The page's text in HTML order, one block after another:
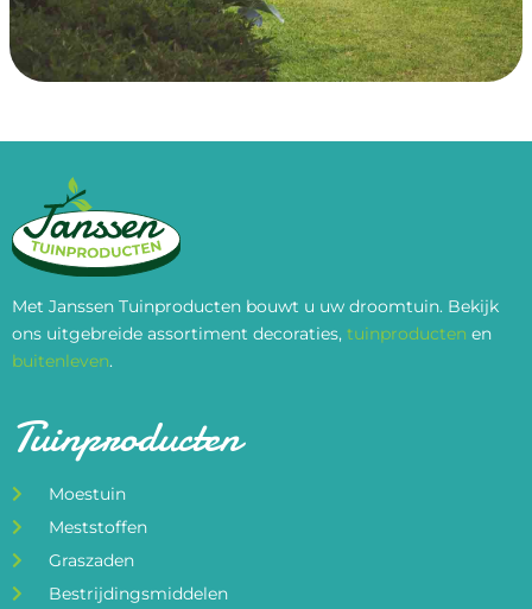
Met Janssen Tuinproducten bouwt u uw droomtuin. Bekijk
ons uitgebreide assortiment decoraties, tuinproducten en
buitenleven.
Tuinproducten
Moestuin
Meststoffen
Graszaden
Bestrijdingsmiddelen